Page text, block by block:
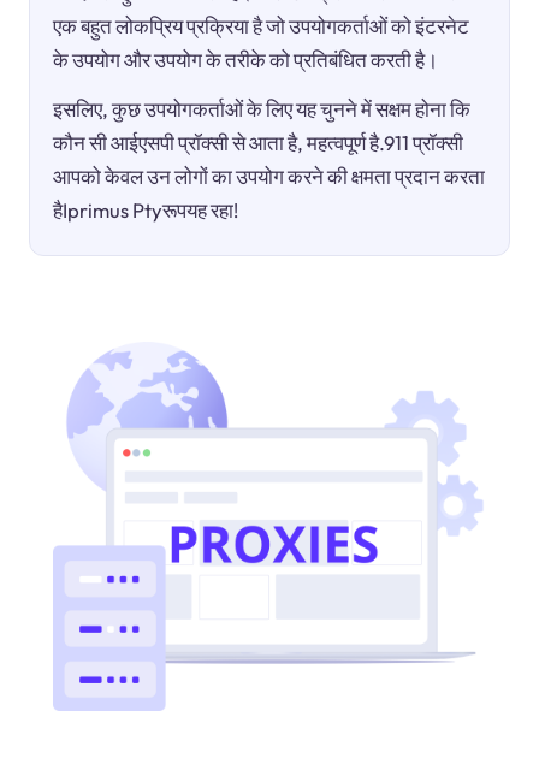
एक बहुत लोकप्रिय प्रक्रिया है जो उपयोगकर्ताओं को इंटरनेट
के उपयोग और उपयोग के तरीके को प्रतिबंधित करती है।
इसलिए, कुछ उपयोगकर्ताओं के लिए यह चुनने में सक्षम होना कि
कौन सी आईएसपी प्रॉक्सी से आता है, महत्वपूर्ण है.911 प्रॉक्सी
आपको केवल उन लोगों का उपयोग करने की क्षमता प्रदान करता
हैIprimus Ptyरूपयह रहा!